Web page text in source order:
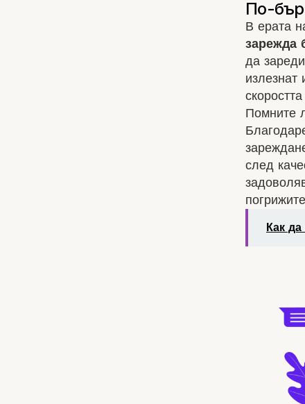
В ерата
зарежда
да
Помните
след
Как